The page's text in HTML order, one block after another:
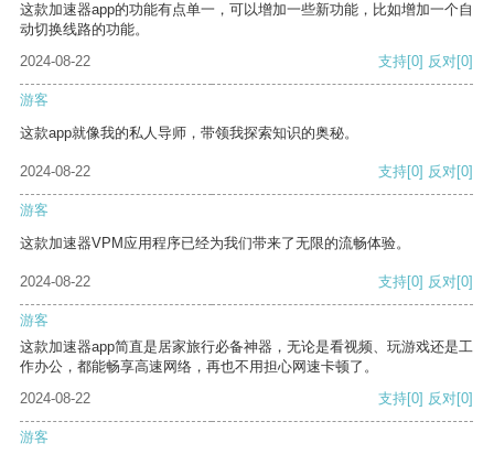
这款加速器app的功能有点单一，可以增加一些新功能，比如增加一个自
动切换线路的功能。
2024-08-22
支持[0] 反对[0]
游客
这款app就像我的私人导师，带领我探索知识的奥秘。
2024-08-22 支持[0] 反对[0]
游客
这款加速器VPM应用程序已经为我们带来了无限的流畅体验。
2024-08-22 支持[0] 反对[0]
游客
这款加速器app简直是居家旅行必备神器，无论是看视频、玩游戏还是工
作办公，都能畅享高速网络，再也不用担心网速卡顿了。
2024-08-22
支持[0] 反对[0]
游客